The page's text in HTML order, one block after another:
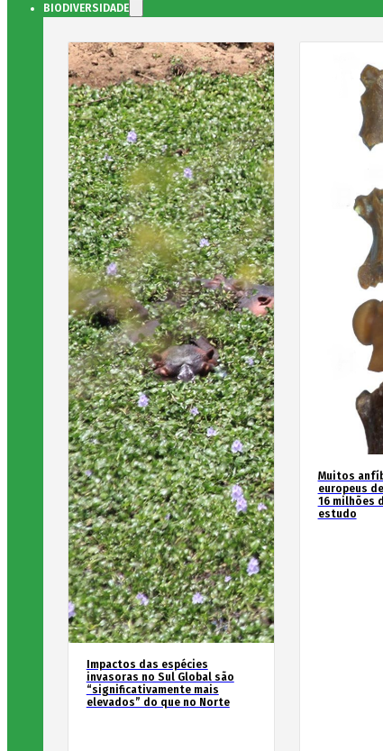
BIODIVERSIDADE
Impactos das espécies
invasoras no Sul Global são
“significativamente mais
elevados” do que no Norte
Muitos
europeus
16 milhões
estudo